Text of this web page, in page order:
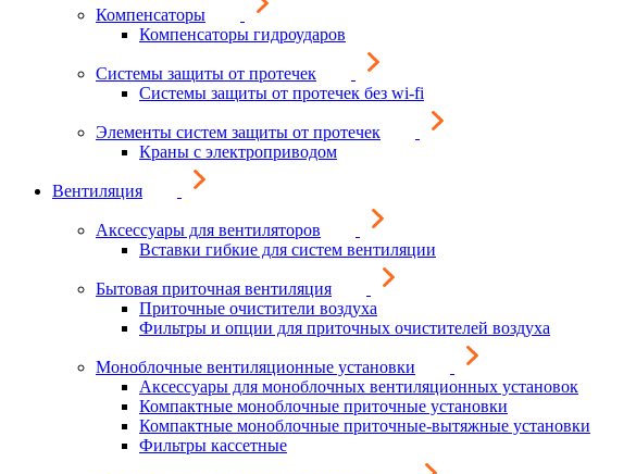
Компенсаторы
Компенсаторы гидроударов
Системы защиты от протечек
Системы защиты от протечек без wi-fi
Элементы систем защиты от протечек
Краны с электроприводом
Вентиляция
Аксессуары для вентиляторов
Вставки гибкие для систем вентиляции
Бытовая приточная вентиляция
Приточные очистители воздуха
Фильтры и опции для приточных очистителей воздуха
Моноблочные вентиляционные установки
Аксессуары для моноблочных вентиляционных установок
Компактные моноблочные приточные установки
Компактные моноблочные приточные-вытяжные установки
Фильтры кассетные